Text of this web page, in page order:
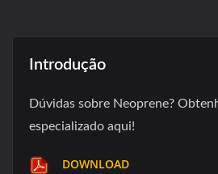
Introdução
Dúvidas sobre Neoprene?
especializado aqui!
DOWNLOAD